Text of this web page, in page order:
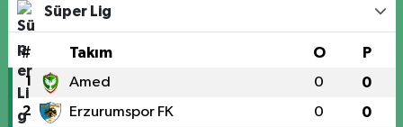
Süper Lig
# Takım O P
1 Amed 0 0
2 Erzurumspor FK 0 0